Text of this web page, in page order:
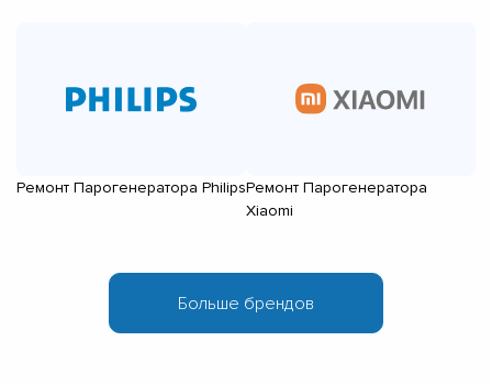
Ремонт Парогенератора PhilipsРемонт Парогенератора
Xiaomi